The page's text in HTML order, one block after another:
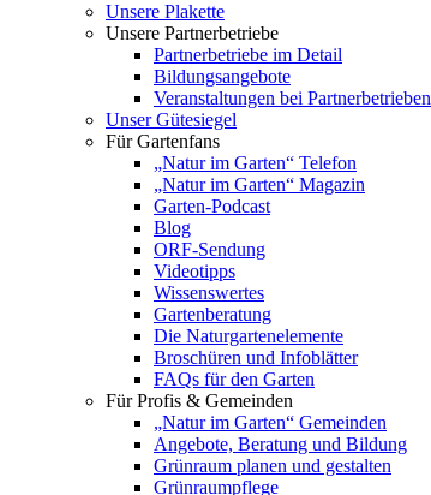
Unsere Plakette
Unsere Partnerbetriebe
Partnerbetriebe im Detail
Bildungsangebote
Veranstaltungen bei Partnerbetrieben
Unser Gütesiegel
Für Gartenfans
„Natur im Garten“ Telefon
„Natur im Garten“ Magazin
Garten-Podcast
Blog
ORF-Sendung
Videotipps
Wissenswertes
Gartenberatung
Die Naturgartenelemente
Broschüren und Infoblätter
FAQs für den Garten
Für Profis & Gemeinden
„Natur im Garten“ Gemeinden
Angebote, Beratung und Bildung
Grünraum planen und gestalten
Grünraumpflege